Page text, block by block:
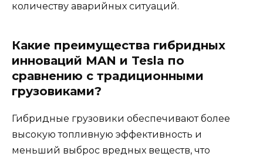
количеству аварийных ситуаций.
Какие преимущества гибридных
инноваций MAN и Tesla по
сравнению с традиционными
грузовиками?
Гибридные грузовики обеспечивают более
высокую топливную эффективность и
меньший выброс вредных веществ, что